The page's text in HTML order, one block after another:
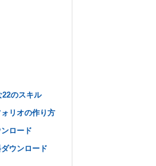
のスキル
リオの作り方
ロード
ウンロード